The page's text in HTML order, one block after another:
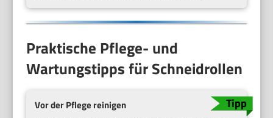
Praktische Pflege- und
Wartungstipps für Schneidrollen
Vor der Pflege reinigen